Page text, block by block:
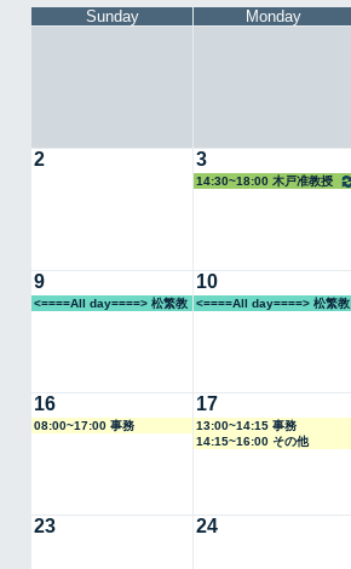
Sunday
Monday
2 3
14:30~18:00 木戸准教授
9
<====All day====> 松繁教
10
<====All day====> 松繁教
16
08:00~17:00 事務
17
13:00~14:15 事務
14:15~16:00 その他
23 24